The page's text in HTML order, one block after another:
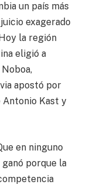
un país más
exagerado
la región
eligió a
apostó por
Antonio Kast y
en ninguno
porque la